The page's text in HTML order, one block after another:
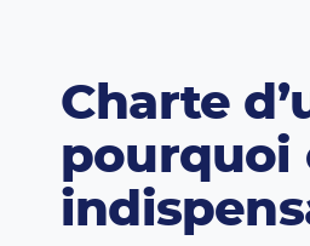
Charte
pourquoi